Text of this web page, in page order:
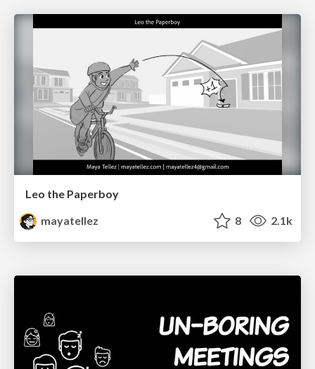
Leo the Paperboy
mayatellez
8 2.1k